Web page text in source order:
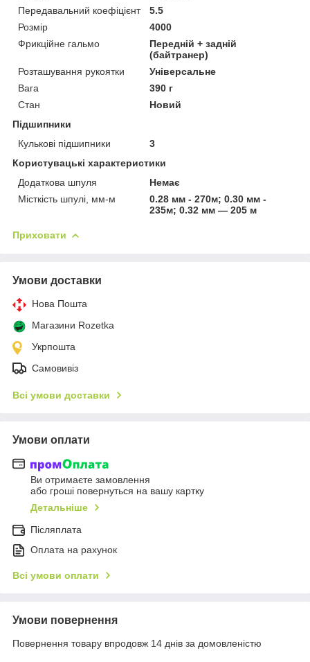
Передавальний коефіцієнт
5.5
Розмір
4000
Фрикційне гальмо
Передній + задній
(байтранер)
Розташування рукоятки
Універсальне
Вага
390 г
Стан
Новий
Підшипники
Кулькові підшипники
3
Користувацькі характеристики
Додаткова шпуля
Немає
Місткість шпулі, мм-м
0.28 мм - 270м; 0.30 мм -
235м; 0.32 мм — 205 м
Приховати
Умови доставки
Нова Пошта
Магазини Rozetka
Укрпошта
Самовивіз
Всі умови доставки
Умови оплати
Ви отримаєте замовлення
або гроші повернуться на вашу картку
Детальніше
Післяплата
Оплата на рахунок
Всі умови оплати
Умови повернення
Повернення товару впродовж 14 днів за домовленістю